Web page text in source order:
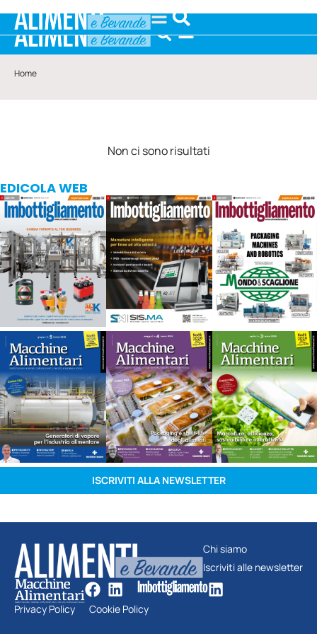
Home
Non ci sono risultati
EDICOLA WEB
ISCRIVITI ALLA NEWSLETTER
Chi siamo
Iscriviti alle newsletter
Privacy Policy Cookie Policy